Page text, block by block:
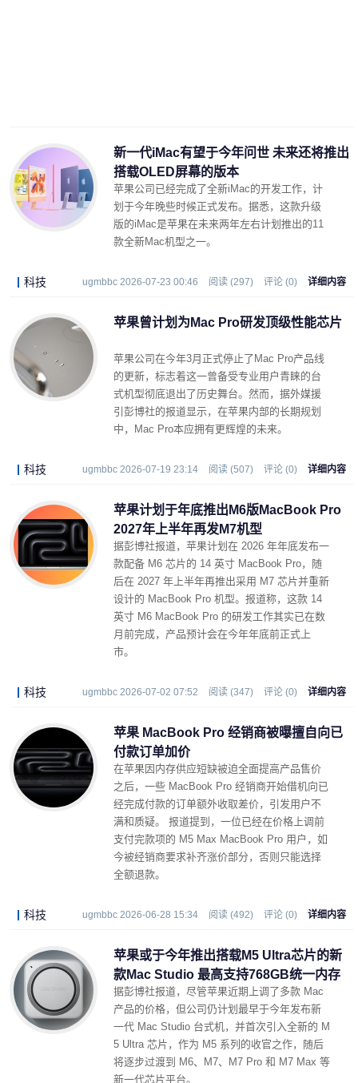
新一代iMac有望于今年问世 未来还将推出
搭载OLED屏幕的版本
苹果公司已经完成了全新iMac的开发工作，计
划于今年晚些时候正式发布。据悉，这款升级
版的iMac是苹果在未来两年左右计划推出的11
款全新Mac机型之一。
科技 ugmbbc 2026-07-23 00:46 阅读 (297) 评论 (0) 详细内容
苹果曾计划为Mac Pro研发顶级性能芯片
苹果公司在今年3月正式停止了Mac Pro产品线
的更新，标志着这一曾备受专业用户青睐的台
式机型彻底退出了历史舞台。然而，据外媒援
引彭博社的报道显示，在苹果内部的长期规划
中，Mac Pro本应拥有更辉煌的未来。
科技 ugmbbc 2026-07-19 23:14 阅读 (507) 评论 (0) 详细内容
苹果计划于年底推出M6版MacBook Pro
2027年上半年再发M7机型
据彭博社报道，苹果计划在 2026 年年底发布一
款配备 M6 芯片的 14 英寸 MacBook Pro，随
后在 2027 年上半年再推出采用 M7 芯片并重新
设计的 MacBook Pro 机型。报道称，这款 14
英寸 M6 MacBook Pro 的研发工作其实已在数
月前完成，产品预计会在今年年底前正式上
市。
科技 ugmbbc 2026-07-02 07:52 阅读 (347) 评论 (0) 详细内容
苹果 MacBook Pro 经销商被曝擅自向已
付款订单加价
在苹果因内存供应短缺被迫全面提高产品售价
之后，一些 MacBook Pro 经销商开始借机向已
经完成付款的订单额外收取差价，引发用户不
满和质疑。 报道提到，一位已经在价格上调前
支付完款项的 M5 Max MacBook Pro 用户，如
今被经销商要求补齐涨价部分，否则只能选择
全额退款。
科技 ugmbbc 2026-06-28 15:34 阅读 (492) 评论 (0) 详细内容
苹果或于今年推出搭载M5 Ultra芯片的新
款Mac Studio 最高支持768GB统一内存
据彭博社报道，尽管苹果近期上调了多款 Mac
产品的价格，但公司仍计划最早于今年发布新
一代 Mac Studio 台式机，并首次引入全新的 M
5 Ultra 芯片，作为 M5 系列的收官之作，随后
将逐步过渡到 M6、M7、M7 Pro 和 M7 Max 等
新一代芯片平台。